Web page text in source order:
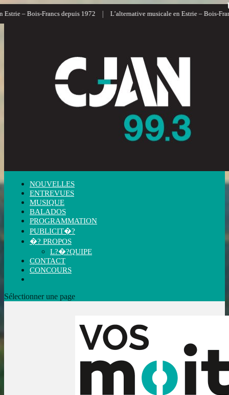
depuis 1972 | L’alternative musicale en Estrie – Bois-Francs |
NOUVELLES
ENTREVUES
MUSIQUE
BALADOS
PROGRAMMATION
PUBLICIT�?
�? PROPOS
L?�?QUIPE
CONTACT
CONCOURS
Sélectionner une page